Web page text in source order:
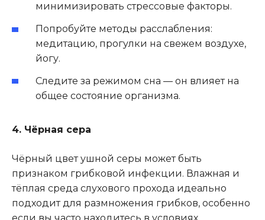
минимизировать стрессовые факторы.
Попробуйте методы расслабления:
медитацию, прогулки на свежем воздухе,
йогу.
Следите за режимом сна — он влияет на
общее состояние организма.
4. Чёрная сера
Чёрный цвет ушной серы может быть
признаком грибковой инфекции. Влажная и
тёплая среда слухового прохода идеально
подходит для размножения грибков, особенно